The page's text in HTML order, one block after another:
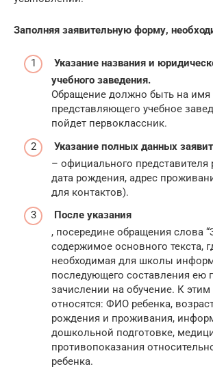
Заполняя заявительную форму,
Указание названия и
учебного заведения.
Обращение должно быть на имя
представляющего учебное
пойдет первоклассник.
Указание полных данных
– официального
дата рождения, адрес
для контактов).
После указания
, посередине обращения слова
содержимое основного текста,
необходимая для школы
последующего составления ею
зачислении на обучение. К
относятся: ФИО ребенка,
рождения и проживания,
дошкольной подготовке,
противопоказания
ребенка.